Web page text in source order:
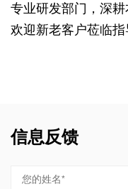
专业研发部门，深
欢迎新老客户莅临指
信息反馈